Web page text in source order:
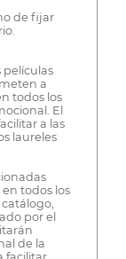
de fijar
películas
a
todos los
El
a las
laureles
todos los
por el
de la